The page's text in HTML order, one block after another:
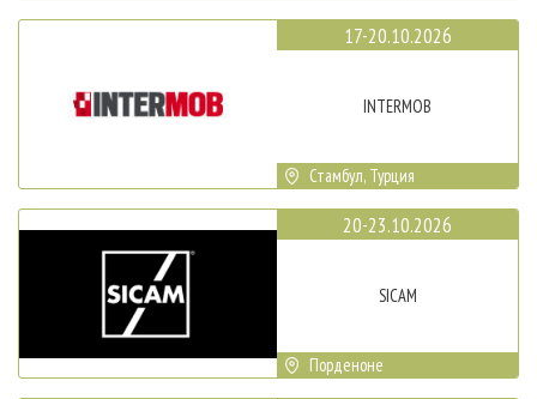
17-20.10.2026
INTERMOB
Стамбул, Турция
20-23.10.2026
SICAM
Порденоне